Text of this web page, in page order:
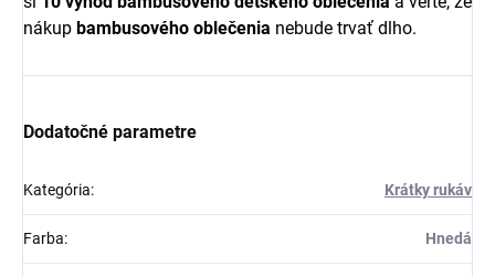
nákup bambusového oblečenia nebude trvať dlho.
Dodatočné parametre
Kategória: Krátky rukáv
Farba: Hnedá